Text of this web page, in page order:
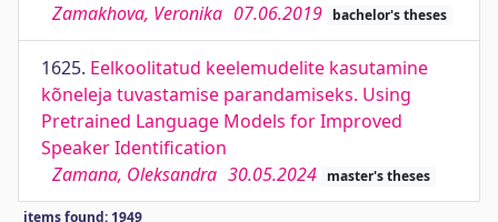
Zamakhova, Veronika 07.06.2019 bachelor's theses
1625. Eelkoolitatud keelemudelite kasutamine
kõneleja tuvastamise parandamiseks. Using
Pretrained Language Models for Improved
Speaker Identification
Zamana, Oleksandra 30.05.2024 master's theses
items found: 1949